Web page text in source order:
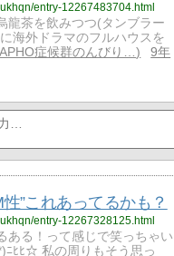
entry-12267483704.html
龍茶を飲みつつ(タンブラー
海外ドラマのフルハウスを
症候群のんびり…
9年
”これあってるかも？
entry-12267328125.html
ある！って感じで笑っちゃい
ﾆﾋﾋ☆ 私の周りもそう思っ